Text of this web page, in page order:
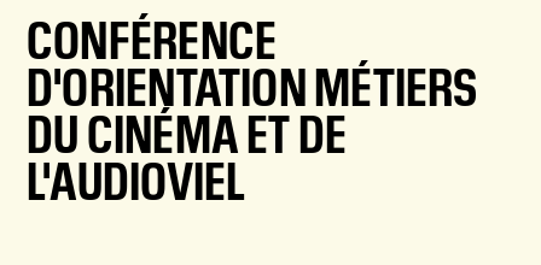
CONFÉRENCE
D'ORIENTATION MÉTIERS
DU CINÉMA ET DE
L'AUDIOVIEL